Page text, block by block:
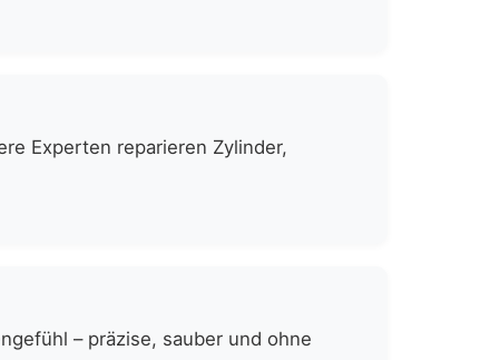
Experten reparieren Zylinder,
– präzise, sauber und ohne